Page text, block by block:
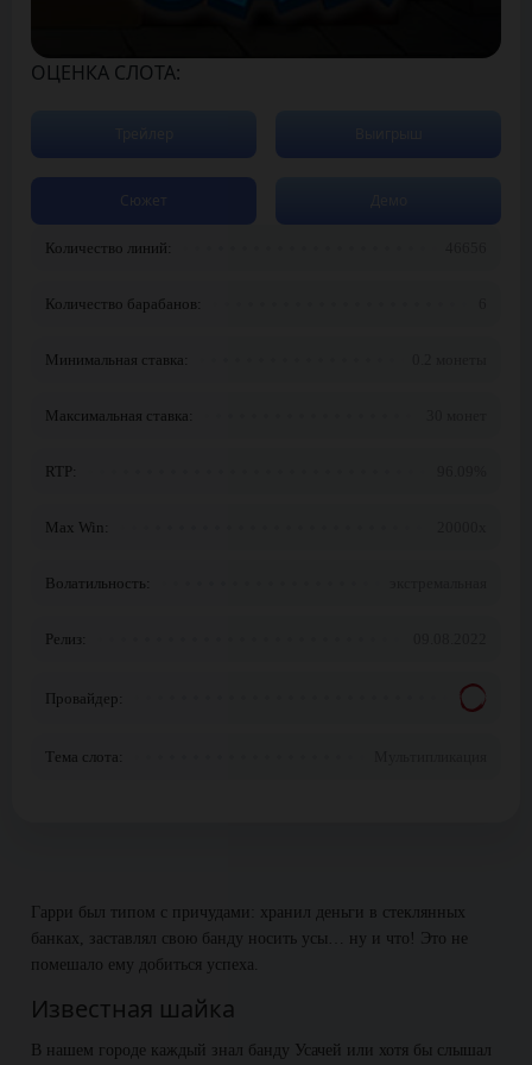
ОЦЕНКА СЛОТА:
Количество линий:
Количество барабанов:
Минимальная ставка:
Максимальная ставка:
RTP:
Max Win:
Волатильность:
Релиз:
Провайдер:
Тема слота:
Сюжет
Гарри был типом с причудами: хранил деньги в стеклянных
банках, заставлял свою банду носить усы… ну и что! Это не
помешало ему добиться успеха.
Известная шайка
В нашем городе каждый знал банду Усачей или хотя бы слышал